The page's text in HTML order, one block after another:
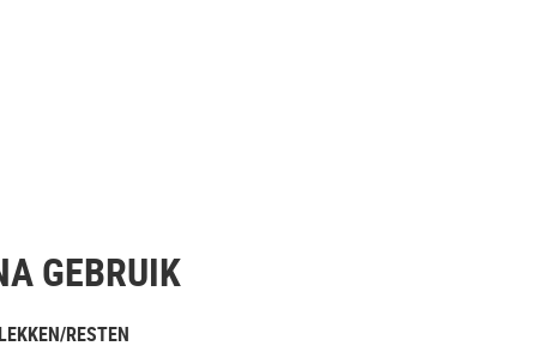
GEBRUIK
RESTEN